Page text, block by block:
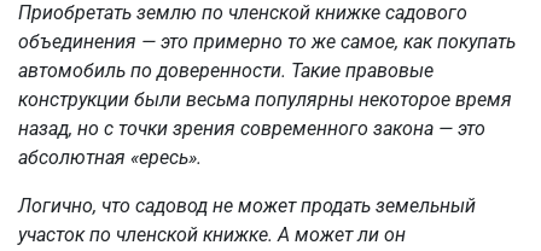
Приобретать землю по членской книжке садового
объединения — это примерно то же самое, как покупать
автомобиль по доверенности. Такие правовые
конструкции были весьма популярны некоторое время
назад, но с точки зрения современного закона — это
абсолютная «ересь».
Логично, что садовод не может продать земельный
участок по членской книжке. А может ли он